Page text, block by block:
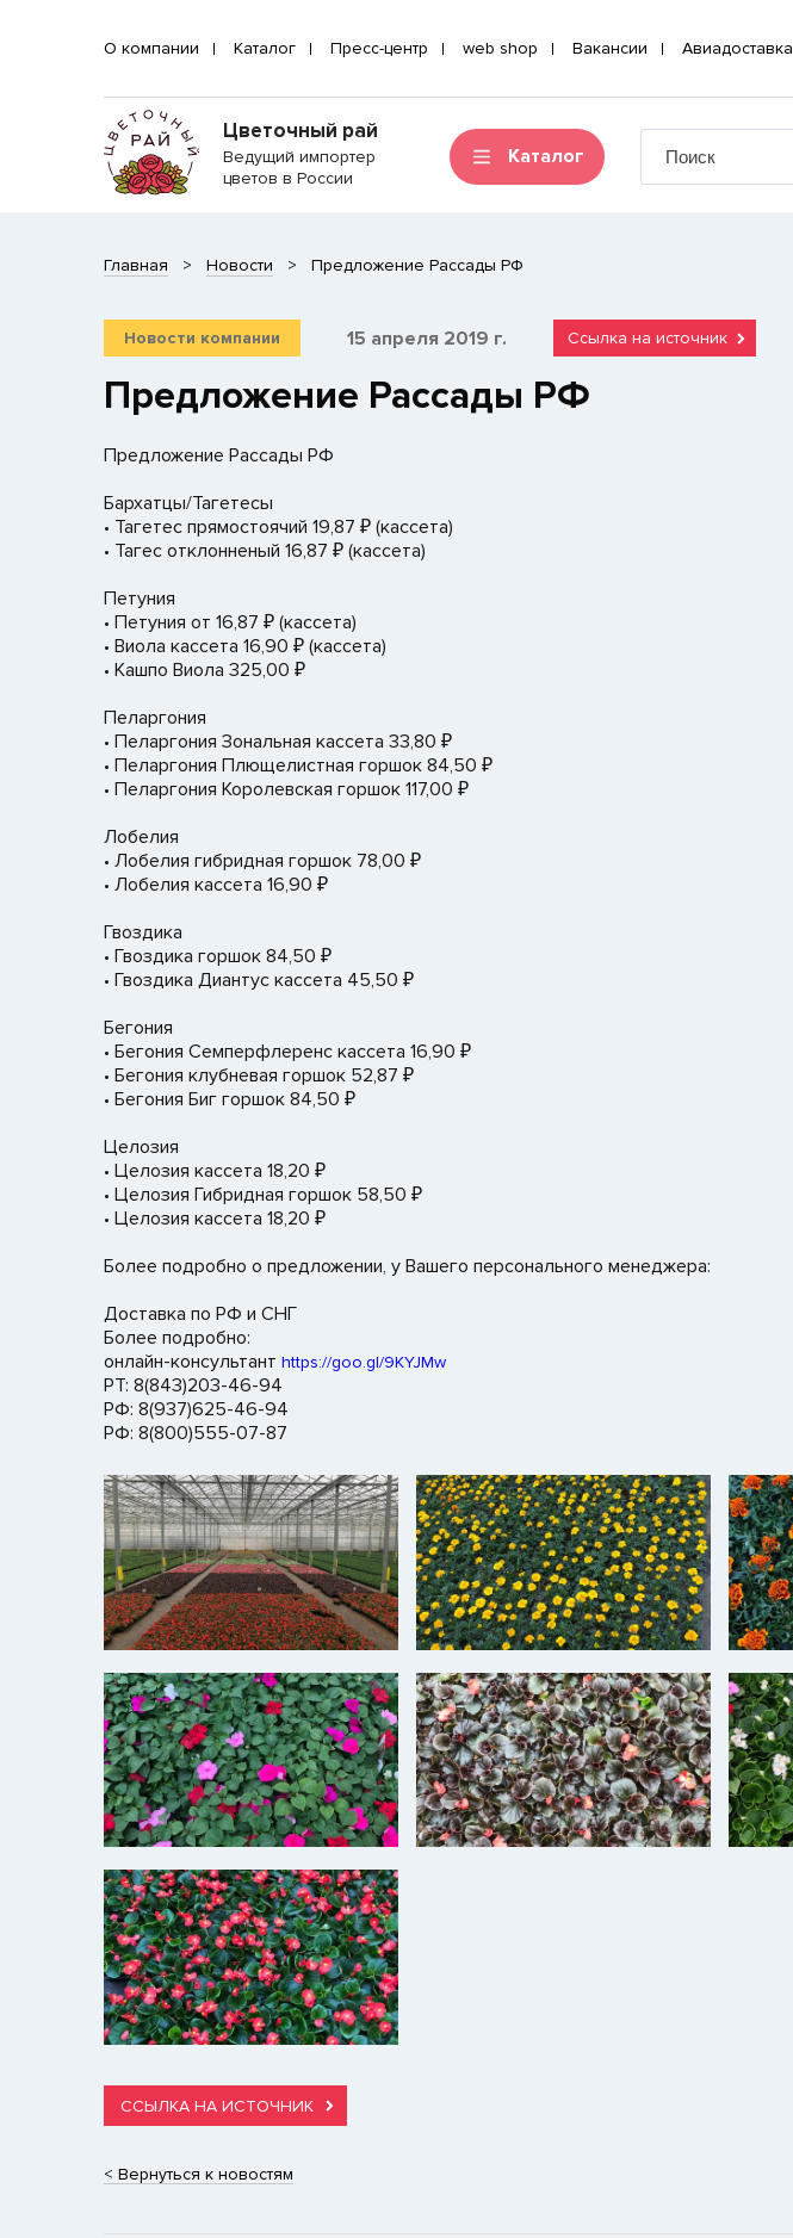
О компании Каталог Пресс-центр web shop Вакансии Авиадоставка
Цветочный рай
Ведущий импортер
цветов в России
Каталог
Главная Новости ​Предложение Рассады РФ
Новости компании 15 апреля 2019 г. Ссылка на источник
​Предложение Рассады РФ
Предложение Рассады РФ
Бархатцы/Тагетесы
• Тагетес прямостоячий 19,87 ₽ (кассета)
• Тагес отклонненый 16,87 ₽ (кассета)
Петуния
• Петуния от 16,87 ₽ (кассета)
• Виола кассета 16,90 ₽ (кассета)
• Кашпо Виола 325,00 ₽
Пеларгония
• Пеларгония Зональная кассета 33,80 ₽
• Пеларгония Плющелистная горшок 84,50 ₽
• Пеларгония Королевская горшок 117,00 ₽
Лобелия
• Лобелия гибридная горшок 78,00 ₽
• Лобелия кассета 16,90 ₽
Гвоздика
• Гвоздика горшок 84,50 ₽
• Гвоздика Диантус кассета 45,50 ₽
Бегония
• Бегония Семперфлеренс кассета 16,90 ₽
• Бегония клубневая горшок 52,87 ₽
• Бегония Биг горшок 84,50 ₽
Целозия
• Целозия кассета 18,20 ₽
• Целозия Гибридная горшок 58,50 ₽
• Целозия кассета 18,20 ₽
Более подробно о предложении, у Вашего персонального менеджера:
Доставка по РФ и СНГ
Более подробно:
онлайн-консультант https://goo.gl/9KYJMw
РТ: 8(843)203-46-94
РФ: 8(937)625-46-94
РФ: 8(800)555-07-87
ССЫЛКА НА ИСТОЧНИК
< Вернуться к новостям